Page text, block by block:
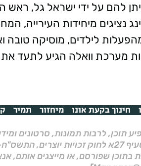
להם על ידי ישראל גל,
נציגים מיחידות העירייה,
לילדים, מוסיקה טובה
מערכת וואלה הגיע לתעד את
חינוך בקעת אונו מיחזור תמיר
תוכן, לרבות תמונות, סרטונים
בתוכן שפורסם, או מייצגים אותם,